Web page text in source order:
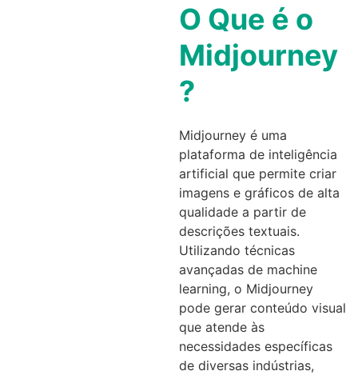
O Que é o
Midjourney
?
Midjourney é uma
plataforma de inteligência
artificial que permite criar
imagens e gráficos de alta
qualidade a partir de
descrições textuais.
Utilizando técnicas
avançadas de machine
learning, o Midjourney
pode gerar conteúdo visual
que atende às
necessidades específicas
de diversas indústrias,